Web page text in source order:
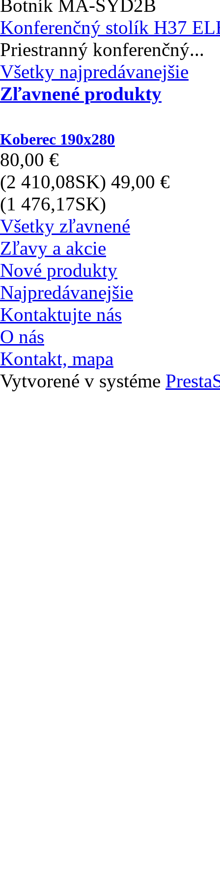
Botník MA-SYD2B
Konferenčný stolík H37
Priestranný konferenčný...
Všetky najpredávanejšie
Zľavnené produkty
Koberec 190x280
80,00 €
(2 410,08SK) 49,00 €
(1 476,17SK)
Všetky zľavnené
Zľavy a akcie
Nové produkty
Najpredávanejšie
Kontaktujte nás
O nás
Kontakt, mapa
Vytvorené v systéme